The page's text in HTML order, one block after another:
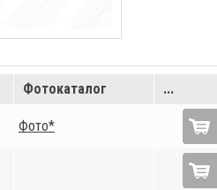
Фотокаталог ...
Фото*